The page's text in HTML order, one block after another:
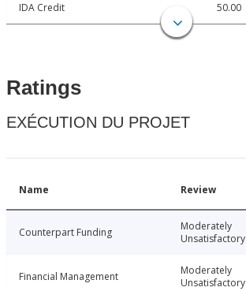
IDA Credit 50.00
Ratings
EXÉCUTION DU PROJET
Name Review
Counterpart Funding
Moderately
Unsatisfactory
Financial Management
Moderately
Unsatisfactory